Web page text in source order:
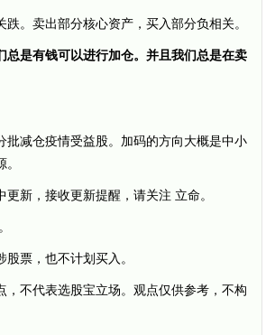
跌。卖出部分核心资产，买入部分负相关。
是有钱可以进行加仓。 并且我们总是在卖
批减仓疫情受益股。加码的方向大概是中小
更新，接收更新提醒，请关注 立命。
票，也不计划买入。
，不代表选股宝立场。观点仅供参考，不构